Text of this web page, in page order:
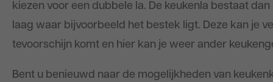
kiezen voor een dubbele la. De keukenla bestaat
laag waar bijvoorbeeld het bestek ligt. Deze kan je
tevoorschijn komt en hier kan je weer ander
Bent u benieuwd naar de mogelijkheden van